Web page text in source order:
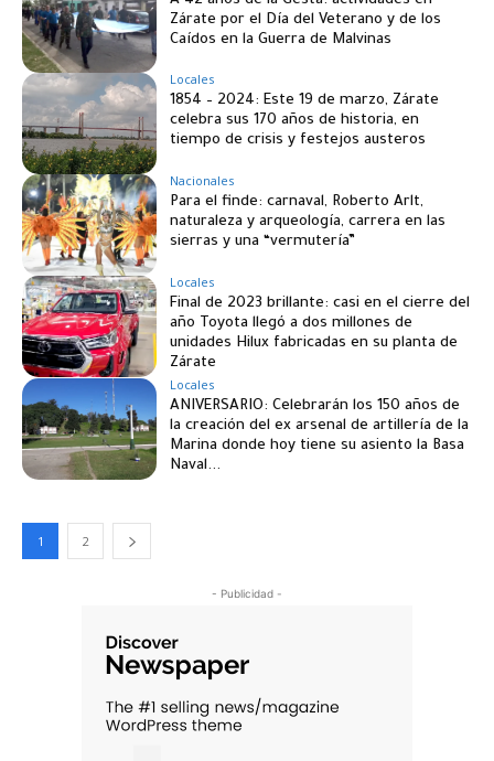
Zárate por el Día del Veterano y de los
Caídos en la Guerra de Malvinas
Locales
1854 – 2024: Este 19 de marzo, Zárate
celebra sus 170 años de historia, en
tiempo de crisis y festejos austeros
Nacionales
Para el finde: carnaval, Roberto Arlt,
naturaleza y arqueología, carrera en las
sierras y una “vermutería”
Locales
Final de 2023 brillante: casi en el cierre del
año Toyota llegó a dos millones de
unidades Hilux fabricadas en su planta de
Zárate
Locales
ANIVERSARIO: Celebrarán los 150 años de
la creación del ex arsenal de artillería de la
Marina donde hoy tiene su asiento la Basa
Naval...
1 2
- Publicidad -